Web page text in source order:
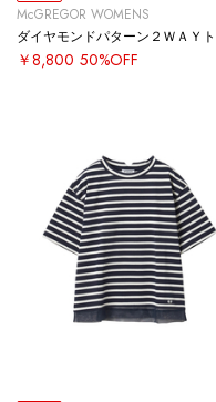
McGREGOR WOMENS
ダイヤモンドパターン２ＷＡＹト
￥8,800 50%OFF